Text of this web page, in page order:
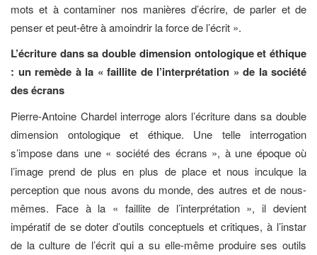
mots et à contaminer nos manières d’écrire, de parler et de
penser et peut-être à amoindrir la force de l’écrit ».
L’écriture dans sa double dimension ontologique et éthique
: un remède à la « faillite de l’interprétation » de la société
des écrans
Pierre-Antoine Chardel interroge alors l’écriture dans sa double
dimension ontologique et éthique. Une telle interrogation
s’impose dans une « société des écrans », à une époque où
l’image prend de plus en plus de place et nous inculque la
perception que nous avons du monde, des autres et de nous-
mêmes. Face à la « faillite de l’interprétation », il devient
impératif de se doter d’outils conceptuels et critiques, à l’instar
de la culture de l’écrit qui a su elle-même produire ses outils